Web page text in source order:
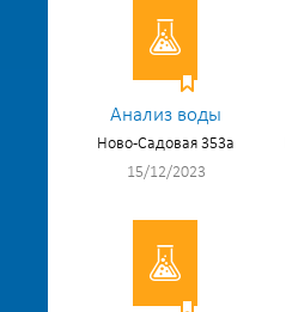
Анализ воды
Ново-Садовая 353а
15/12/2023